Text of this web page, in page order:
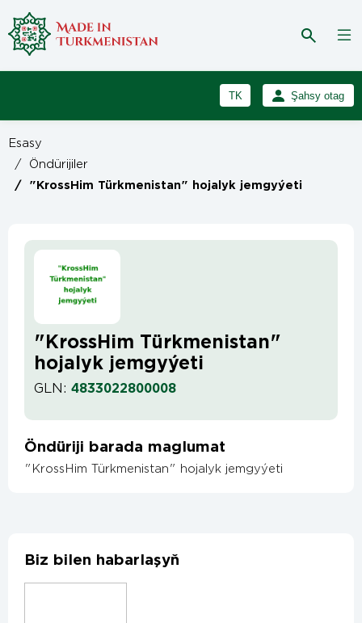
TK
RU
Şahsy otag
Esasy
/
Öndürijiler
/ "KrossHim Türkmenistan" hojalyk jemgyýeti
"KrossHim Türkmenistan"
hojalyk jemgyýeti
GLN: 4833022800008
Öndüriji barada maglumat
"KrossHim Türkmenistan" hojalyk jemgyýeti
Biz bilen habarlaşyň